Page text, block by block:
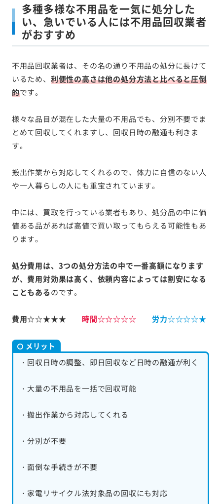
多種多様な不用品を一気に処分した
い、急いでいる人には不用品回収業者
がおすすめ
不用品回収業者は、その名の通り不用品の処分に長けて
いるため、 利便性の高さは他の処分方法と比べると圧倒
的です。
様々な品目が混在した大量の不用品でも、分別不要でま
とめて回収してくれますし、回収日時の融通も利きま
す。
搬出作業から対応してくれるので、体力に自信のない人
や一人暮らしの人にも重宝されています。
中には、買取を行っている業者もあり、処分品の中に価
値ある品があれば高値で買い取ってもらえる可能性もあ
ります。
処分費用は、3つの処分方法の中で一番高額になります
が、費用対効果は高く、依頼内容によっては割安になる
こともあるのです。
費用☆☆★★★ 時間☆☆☆☆☆ 労力☆☆☆☆★
メリット
・回収日時の調整、即日回収など日時の融通が利く
・大量の不用品を一括で回収可能
・搬出作業から対応してくれる
・分別が不要
・面倒な手続きが不要
・家電リサイクル法対象品の回収にも対応